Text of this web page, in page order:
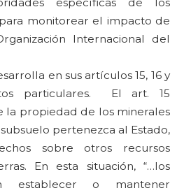
específicas de los
monitorear el impacto de
Internacional del
en sus artículos 15, 16 y
particulares. El art. 15
la propiedad de los minerales
pertenezca al Estado,
sobre otros recursos
En esta situación, “…los
establecer o mantener